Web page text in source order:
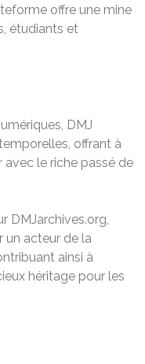
offre une mine
étudiants et
DMJ
offrant à
le riche passé de
DMJarchives.org,
un acteur de la
ainsi à
héritage pour les